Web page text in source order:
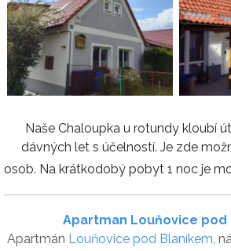
Naše Chaloupka u rotundy kloubí
dávných let s účelností. Je zde
osob. Na krátkodobý pobyt 1 noc je
Apartman Louňovice pod
Apartmán Louňovice pod Blaníkem,